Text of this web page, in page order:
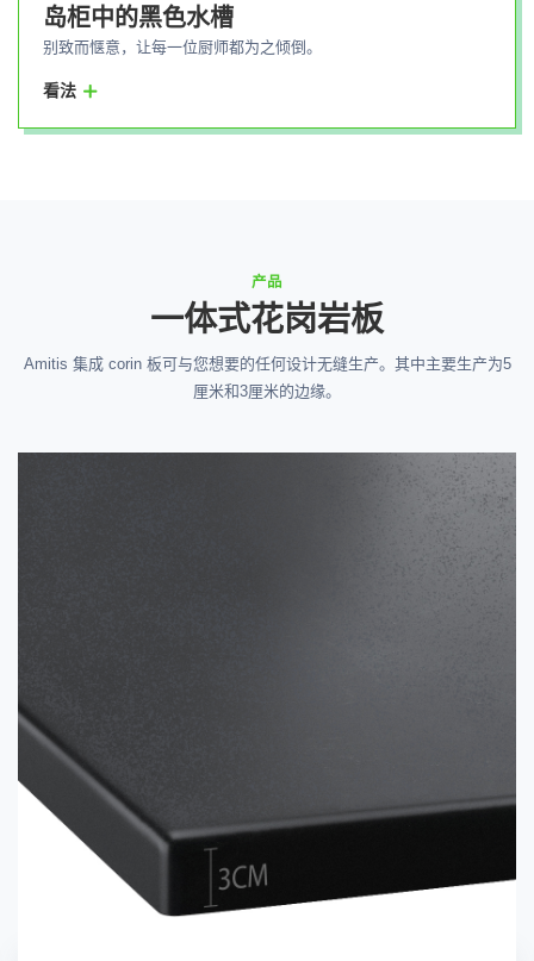
岛柜中的黑色水槽
别致而惬意，让每一位厨师都为之倾倒。
看法
产品
一体式花岗岩板
Amitis 集成 corin 板可与您想要的任何设计无缝生产。其中主要生产为5
厘米和3厘米的边缘。